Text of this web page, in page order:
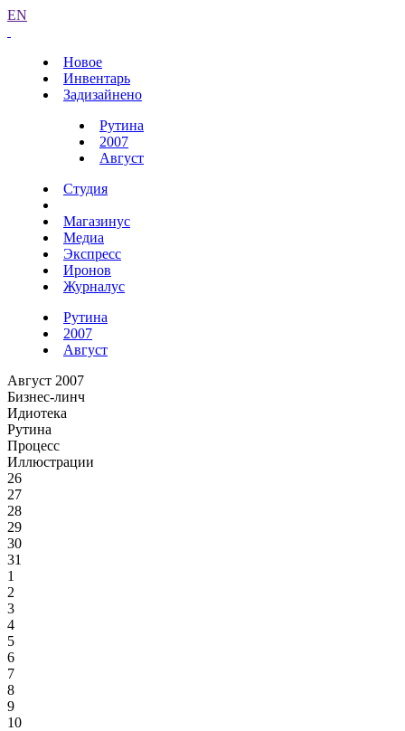
EN
Новое
Инвентарь
Задизайнено
Рутина
2007
Август
Студия
Магазинус
Медиа
Экспресс
Иронов
Журналус
Рутина
2007
Август
Август 2007
Бизнес-линч
Идиотека
Рутина
Процесс
Иллюстрации
26
27
28
29
30
31
1
2
3
4
5
6
7
8
9
10